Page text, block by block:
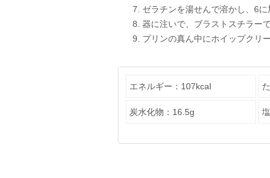
ゼラチンを湯せんで溶かし、6に
器に注いで、ブラストスチラー
プリンの真ん中にホイップクリ
エネルギー：107kcal
炭水化物：16.5g